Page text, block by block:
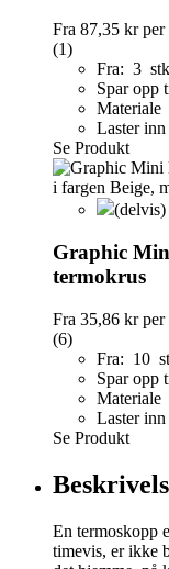
Fra 87,35 krper
(1)
Fra: 3
Spar opp
Materiale
Laster inn
Se Produkt
(delvis)
Graphic
termokrus
Fra 35,86 krper
(6)
Fra: 10
Spar opp
Materiale
Laster inn
Se Produkt
En termoskopp
timevis, er ikke